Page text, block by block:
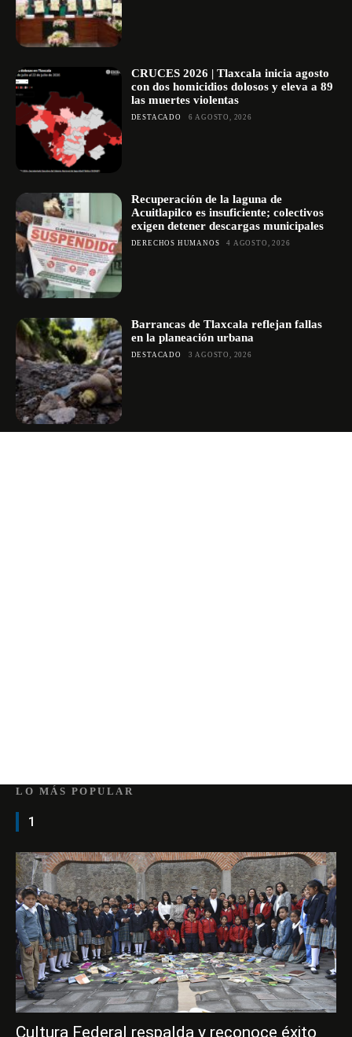
CRUCES 2026 | Tlaxcala inicia agosto
con dos homicidios dolosos y eleva a 89
las muertes violentas
DESTACADO 6 AGOSTO, 2026
Recuperación de la laguna de
Acuitlapilco es insuficiente; colectivos
exigen detener descargas municipales
DERECHOS HUMANOS 4 AGOSTO, 2026
Barrancas de Tlaxcala reflejan fallas
en la planeación urbana
DESTACADO 3 AGOSTO, 2026
LO MÁS POPULAR
1
Cultura Federal respalda y reconoce éxito